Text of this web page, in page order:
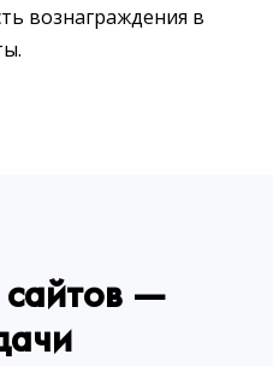
вознаграждения в
—